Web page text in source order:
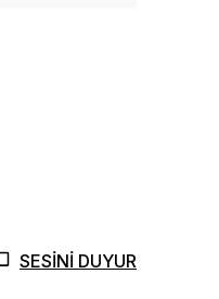
SESİNİ DUYUR